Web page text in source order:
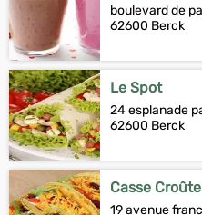
boulevard de
62600 Berck
Le Spot
24 esplanade
62600 Berck
Casse Croûte
19 avenue